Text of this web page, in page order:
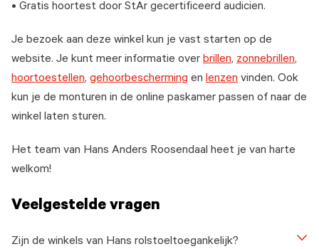
• Gratis hoortest door StAr gecertificeerd audicien.
Je bezoek aan deze winkel kun je vast starten op de
website. Je kunt meer informatie over brillen, zonnebrillen,
hoortoestellen, gehoorbescherming en lenzen vinden. Ook
kun je de monturen in de online paskamer passen of naar de
winkel laten sturen.
Het team van Hans Anders Roosendaal heet je van harte
welkom!
Veelgestelde vragen
Zijn de winkels van Hans rolstoeltoegankelijk?